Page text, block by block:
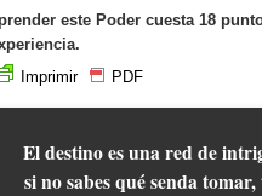
este Poder cuesta 18
Imprimir
PDF
El destino es una red de
si no sabes qué senda